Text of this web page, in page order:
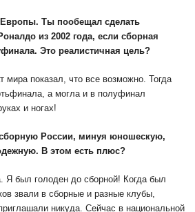
Ты пообещал сделать
из 2002 года, если сборная
Это реалистичная цель?
показал, что все возможно. Тогда
а могла и в полуфинал
и ногах!
России, минуя юношескую,
В этом есть плюс?
был голоден до сборной! Когда был
звали в сборные и разные клубы,
никуда. Сейчас в национальной